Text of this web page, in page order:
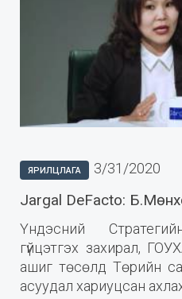
ЯРИЛЦЛАГА 3/31/2020
Jargal DeFacto:
Үндэсний
гүйцэтгэх захирал,
ашиг төсөлд Төрийн
асуудал хариуцсан